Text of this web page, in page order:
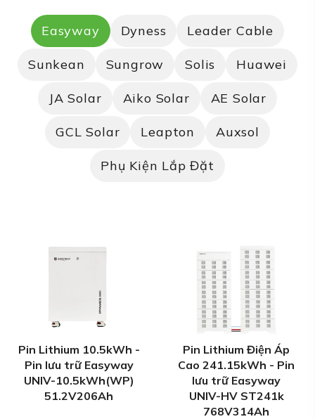
Easyway Dyness Leader Cable
Sunkean Sungrow Solis Huawei
JA Solar Aiko Solar AE Solar
GCL Solar Leapton Auxsol
Phụ Kiện Lắp Đặt
Pin Lithium 10.5kWh -
Pin lưu trữ Easyway
UNIV-10.5kWh(WP)
51.2V206Ah
Pin Lithium Điện Áp
Cao 241.15kWh - Pin
lưu trữ Easyway
UNIV-HV ST241k
768V314Ah